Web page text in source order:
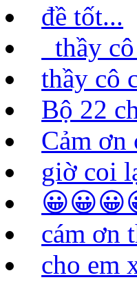
đề tốt...
thầy
thầy cô
Bộ 22
Cảm ơn
giờ coi
cám ơn
cho em